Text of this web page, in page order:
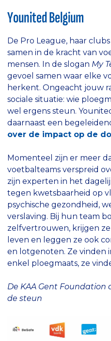
Younited Belgium
De Pro League, haar
samen in de kracht van
mensen. In de slogan My
gevoel samen waar elke
herkent. Ongeacht jouw
sociale situatie: wie
wel ergens steun.
daarnaast een
over de impact op de
Momenteel zijn er meer
voetbalteams verspreid
zijn experten in het
tegen kwetsbaarheid op
psychische gezondheid,
verslaving. Bij hun team
zelfvertrouwen, krijgen
leven en leggen ze ook
en lotgenoten. Ze vinden
enkel ploegmaats, ze
De KAA Gent
de steun